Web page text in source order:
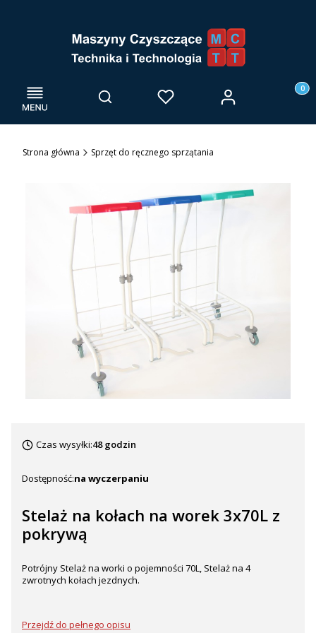
Menu Otwórz wyszukiwarkę
Szukaj Ulubione Zaloguj się
Strona główna Sprzęt do ręcznego sprzątania
Czas wysyłki:48 godzin
Dostępność:na wyczerpaniu
Stelaż na kołach na worek 3x70L z
pokrywą
Potrójny Stelaż na worki o pojemności 70L, Stelaż na 4
zwrotnych kołach jezdnych.
Przejdź do pełnego opisu